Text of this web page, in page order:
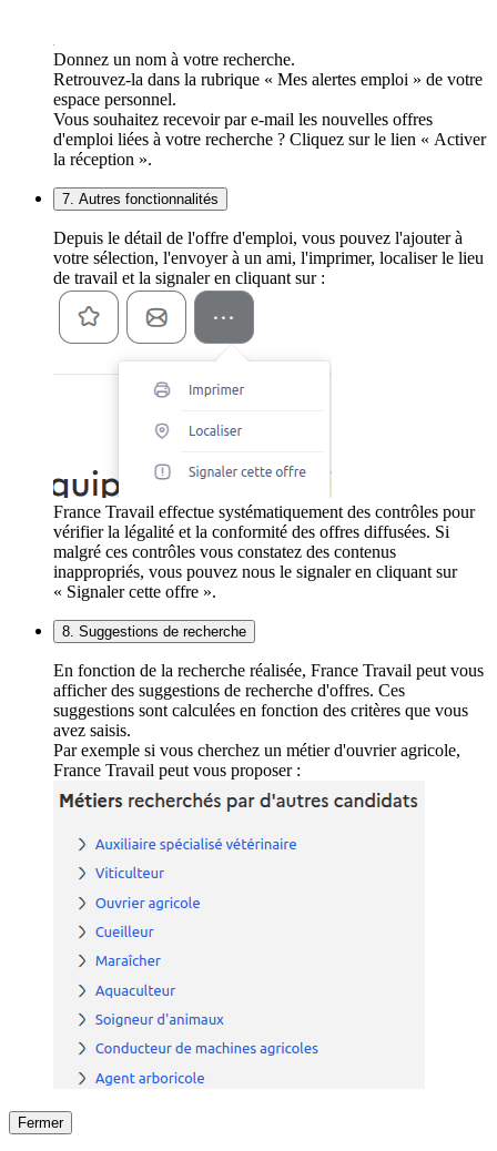
Donnez un nom à votre recherche.
Retrouvez-la dans la rubrique « Mes alertes emploi » de votre
espace personnel.
Vous souhaitez recevoir par e-mail les nouvelles offres
d'emploi liées à votre recherche ? Cliquez sur le lien « Activer
la réception ».
7. Autres fonctionnalités
Depuis le détail de l'offre d'emploi, vous pouvez l'ajouter à
votre sélection, l'envoyer à un ami, l'imprimer, localiser le lieu
de travail et la signaler en cliquant sur :
France Travail effectue systématiquement des contrôles pour
vérifier la légalité et la conformité des offres diffusées. Si
malgré ces contrôles vous constatez des contenus
inappropriés, vous pouvez nous le signaler en cliquant sur
« Signaler cette offre ».
8. Suggestions de recherche
En fonction de la recherche réalisée, France Travail peut vous
afficher des suggestions de recherche d'offres. Ces
suggestions sont calculées en fonction des critères que vous
avez saisis.
Par exemple si vous cherchez un métier d'ouvrier agricole,
France Travail peut vous proposer :
Fermer